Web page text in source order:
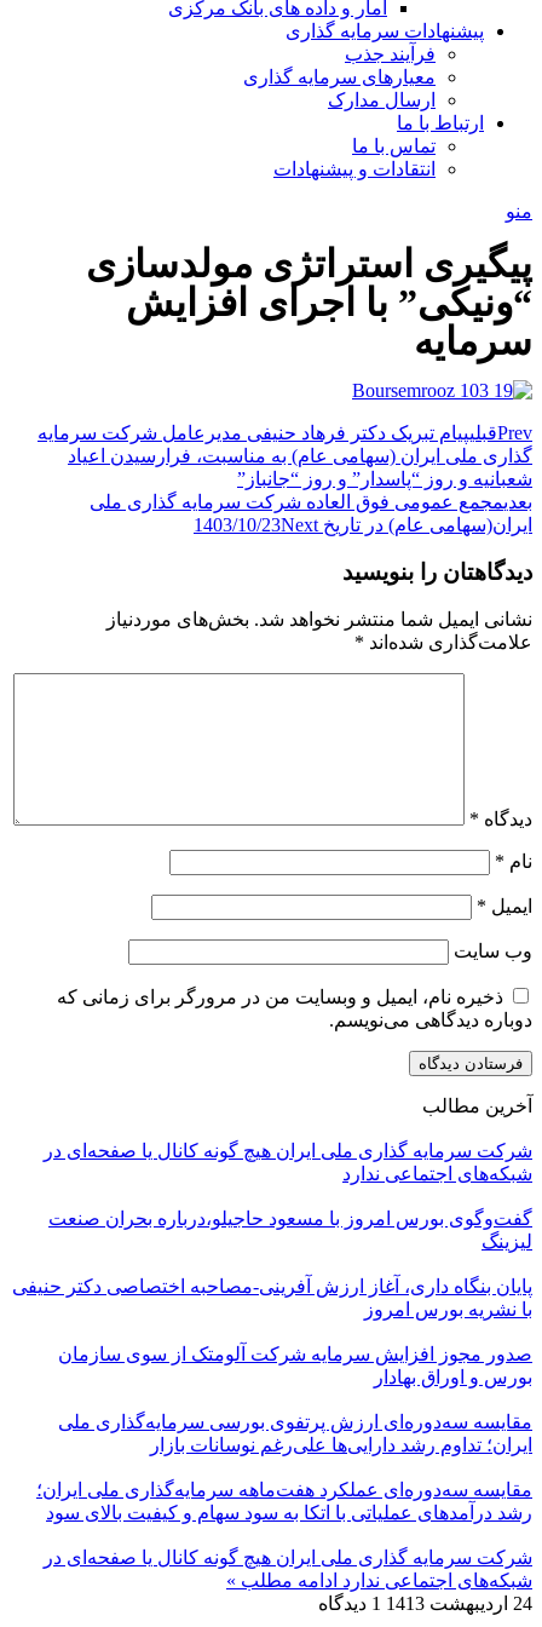
آمار و داده های بانک مرکزی
پیشنهادات سرمایه گذاری
فرآیند جذب
معیارهای سرمایه گذاری
ارسال مدارک
ارتباط با ما
تماس با ما
انتقادات و پیشنهادات
منو
پیگیری استراتژی مولدسازی
“ونیکی” با اجرای افزایش
سرمایه
Prevقبلیپیام تبریک دکتر فرهاد حنیفی مدیرعامل شرکت سرمایه
گذاری ملی ایران (سهامی عام) به مناسبت، فرارسیدن اعیاد
شعبانیه و روز “پاسدار” و روز “جانباز”
بعدیمجمع عمومی فوق العاده شرکت سرمایه گذاری ملی
ایران(سهامی عام) در تاریخ 1403/10/23 Next
دیدگاهتان را بنویسید
نشانی ایمیل شما منتشر نخواهد شد. بخش‌های موردنیاز
علامت‌گذاری شده‌اند *
دیدگاه *
نام *
ایمیل *
وب‌ سایت
ذخیره نام، ایمیل و وبسایت من در مرورگر برای زمانی که
دوباره دیدگاهی می‌نویسم.
آخرین مطالب
شرکت سرمایه گذاری ملی ایران هیچ گونه کانال یا صفحه‌ای در
شبکه‌های اجتماعی ندارد
گفت‌وگوی بورس امروز با مسعود حاجیلو،درباره بحران صنعت
لیزینگ
پایان بنگاه داری، آغاز ارزش آفرینی-مصاحبه اختصاصی دکتر حنیفی
با نشریه بورس امروز
صدور مجوز افزایش سرمایه شرکت آلومتک از سوی سازمان
بورس و اوراق بهادار
مقایسه سه‌دوره‌ای ارزش پرتفوی بورسی سرمایه‌گذاری ملی
ایران؛ تداوم رشد دارایی‌ها علی‌رغم نوسانات بازار
مقایسه سه‌دوره‌ای عملکرد هفت‌ماهه سرمایه‌گذاری ملی ایران؛
رشد درآمدهای عملیاتی با اتکا به سود سهام و کیفیت بالای سود
شرکت سرمایه گذاری ملی ایران هیچ گونه کانال یا صفحه‌ای در
شبکه‌های اجتماعی ندارد ادامه مطلب »
24 اردیبهشت 1413
1 دیدگاه